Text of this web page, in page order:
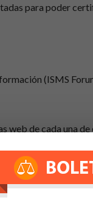
para poder
(ISMS
web de cada una de
la profesión sin
un punto de
para acreditar